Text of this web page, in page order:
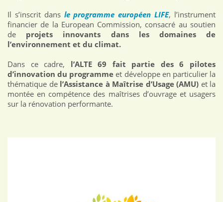
Il s’inscrit dans le programme européen LIFE, l’instrument
financier de la European Commission, consacré au soutien
de projets innovants dans les domaines de
l’environnement et du climat.
Dans ce cadre, l’ALTE 69 fait partie des 6 pilotes
d’innovation du programme et développe en particulier la
thématique de l’Assistance à Maîtrise d’Usage (AMU) et la
montée en compétence des maîtrises d’ouvrage et usagers
sur la rénovation performante.